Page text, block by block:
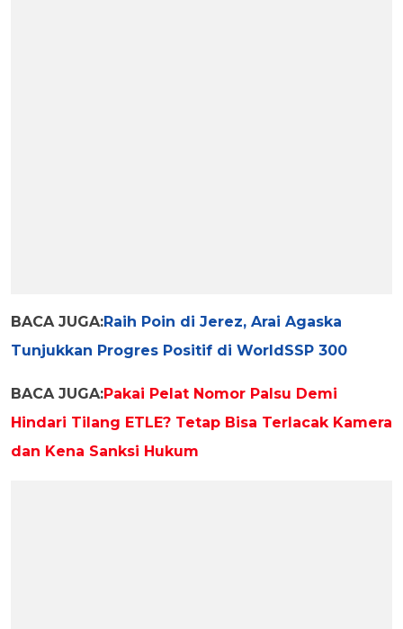
BACA JUGA:Raih Poin di Jerez, Arai Agaska
Tunjukkan Progres Positif di WorldSSP 300
BACA JUGA:Pakai Pelat Nomor Palsu Demi
Hindari Tilang ETLE? Tetap Bisa Terlacak Kamera
dan Kena Sanksi Hukum